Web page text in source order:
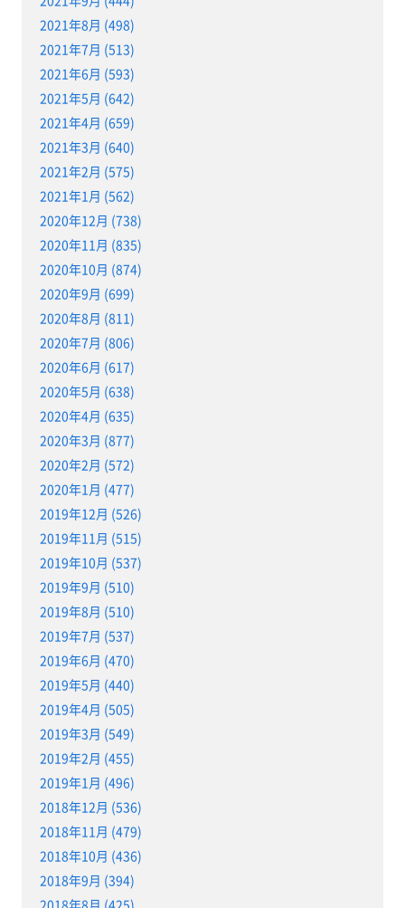
2021年8月 (498)
2021年7月 (513)
2021年6月 (593)
2021年5月 (642)
2021年4月 (659)
2021年3月 (640)
2021年2月 (575)
2021年1月 (562)
2020年12月 (738)
2020年11月 (835)
2020年10月 (874)
2020年9月 (699)
2020年8月 (811)
2020年7月 (806)
2020年6月 (617)
2020年5月 (638)
2020年4月 (635)
2020年3月 (877)
2020年2月 (572)
2020年1月 (477)
2019年12月 (526)
2019年11月 (515)
2019年10月 (537)
2019年9月 (510)
2019年8月 (510)
2019年7月 (537)
2019年6月 (470)
2019年5月 (440)
2019年4月 (505)
2019年3月 (549)
2019年2月 (455)
2019年1月 (496)
2018年12月 (536)
2018年11月 (479)
2018年10月 (436)
2018年9月 (394)